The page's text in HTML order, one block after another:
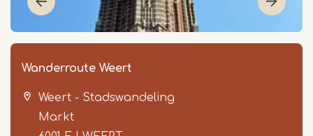
Wanderroute Weert
Weert - Stadswandeling
Markt